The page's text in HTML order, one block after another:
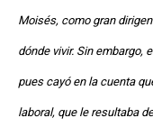
Moisés, como gran
dónde vivir. Sin embargo,
pues cayó en la cuenta
laboral, que le resultaba